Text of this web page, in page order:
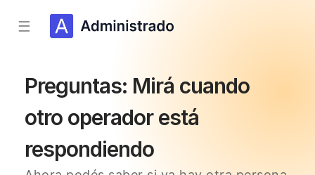
☰
Preguntas: Mirá cuando
otro operador está
respondiendo